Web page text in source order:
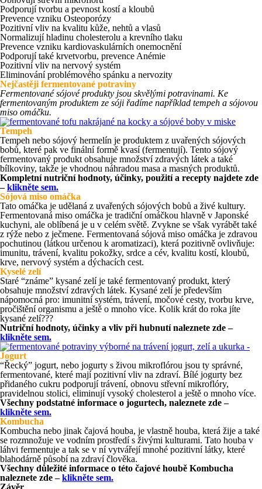
Podporují tvorbu a pevnost kostí a kloubů
Prevence vzniku Osteoporózy
Pozitivní vliv na kvalitu kůže, nehtů a vlasů
Normalizují hladinu cholesterolu a krevního tlaku
Prevence vzniku kardiovaskulárních onemocnění
Podporují také krvetvorbu, prevence Anémie
Pozitivní vliv na nervový systém
Eliminování problémového spánku a nervozity
Nejčastěji fermentované potraviny
Fermentované sójové produkty jsou skvělými potravinami. Ke
fermentovaným produktem ze sóji řadíme například tempeh a sójovou
miso omáčku.
Tempeh
Tempeh nebo sójový hermelín je produktem z uvařených sójových
bobů, které pak ve finální formě kvasí (fermentují). Tento sójový
fermentovaný produkt obsahuje množství zdravých látek a také
bílkoviny, takže je vhodnou náhradou masa a masných produktů.
Kompletní nutriční hodnoty, účinky, použití a recepty najdete zde
–klikněte sem.
Sójová miso omáčka
Tato omáčka je udělaná z uvařených sójových bobů a živé kultury.
Fermentovaná miso omáčka je tradiční omáčkou hlavně v Japonské
kuchyni, ale oblíbená je u v celém světě. Zvykne se však vyrábět také
z rýže nebo z ječmene. Fermentovaná sójová miso omáčka je zdravou
pochutinou (látkou určenou k aromatizaci), která pozitivně ovlivňuje:
imunitu, trávení, kvalitu pokožky, srdce a cév, kvalitu kostí, kloubů,
krve, nervový systém a dýchacích cest.
Kyselé zelí
Staré “známe” kysané zelí je také fermentovaný produkt, který
obsahuje množství zdravých látek. Kysané zelí je především
nápomocná pro: imunitní systém, trávení, močové cesty, tvorbu krve,
pročištění organismu a ještě o mnoho více. Kolik krát do roka jíte
kysané zelí???
Nutriční hodnoty, účinky a vliv při hubnutí naleznete zde –
klikněte sem.
Jogurt
“Řecký” jogurt, nebo jogurty s živou mikroflórou jsou ty správné,
fermentované, které mají pozitivní vliv na zdraví. Bílé jogurty bez
přidaného cukru podporují trávení, obnovu střevní mikroflóry,
pravidelnou stolici, eliminují vysoký cholesterol a ještě o mnoho více.
Všechny podstatné informace o jogurtech, naleznete zde –
klikněte sem.
Kombucha
Kombucha nebo jinak čajová houba, je vlastně houba, která žije a také
se rozmnožuje ve vodním prostředí s živými kulturami. Tato houba v
láhvi fermentuje a tak se v ní vytvářejí mnohé pozitivní látky, které
blahodárně působí na zdraví člověka.
Všechny důležité informace o této čajové houbě Kombucha
naleznete zde –klikněte sem.
Závěr